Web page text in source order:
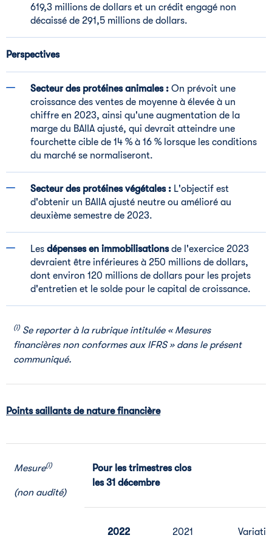
619,3 millions de dollars et un crédit engagé non
décaissé de 291,5 millions de dollars.
Perspectives
Secteur des protéines animales : On prévoit une
croissance des ventes de moyenne à élevée à un
chiffre en 2023, ainsi qu'une augmentation de la
marge du BAIIA ajusté, qui devrait atteindre une
fourchette cible de 14 % à 16 % lorsque les conditions
du marché se normaliseront.
Secteur des protéines végétales : L'objectif est
d'obtenir un BAIIA ajusté neutre ou amélioré au
deuxième semestre de 2023.
Les dépenses en immobilisationsde l'exercice 2023
devraient être inférieures à 250 millions de dollars,
dont environ 120 millions de dollars pour les projets
d'entretien et le solde pour le capital de croissance.
(i)Se reporter à la rubrique intitulée « Mesures
financières non conformes aux IFRS » dans le présent
communiqué.
Points saillants de nature financière
Mesure(i)
(non audité)
Pour les trimestres clos
les 31 décembre
2022 2021